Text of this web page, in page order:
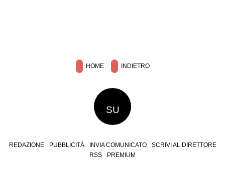
HOME INDIETRO
SU
REDAZIONE PUBBLICITÀ INVIA COMUNICATO
SCRIVI AL DIRETTORE
RSS
PREMIUM